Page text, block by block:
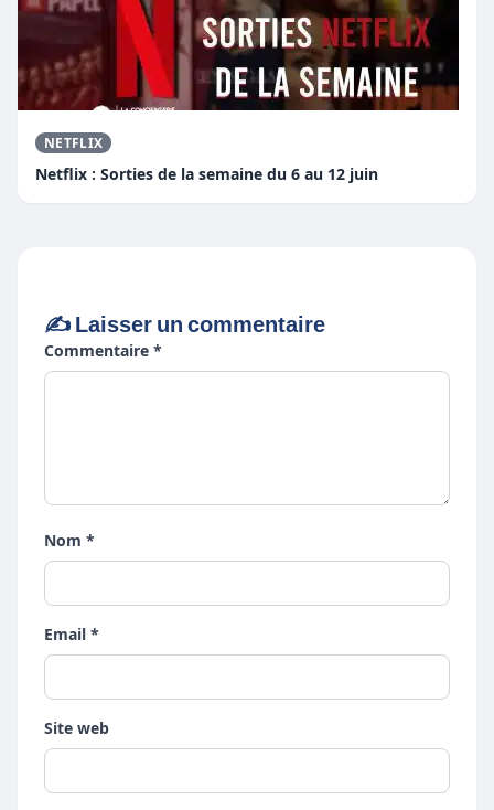
NETFLIX
Netflix : Sorties de la semaine du 6 au 12 juin
✍️ Laisser un commentaire
Commentaire *
Nom *
Email *
Site web